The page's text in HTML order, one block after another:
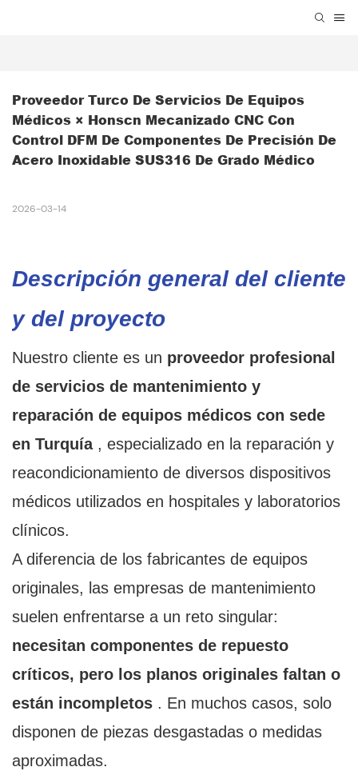
Proveedor Turco De Servicios De Equipos
Médicos × Honscn Mecanizado CNC Con
Control DFM De Componentes De Precisión De
Acero Inoxidable SUS316 De Grado Médico
2026-03-14
Descripción general del cliente
y del proyecto
Nuestro cliente es un proveedor profesional
de servicios de mantenimiento y
reparación de equipos médicos con sede
en Turquía, especializado en la reparación y
reacondicionamiento de diversos dispositivos
médicos utilizados en hospitales y laboratorios
clínicos.
A diferencia de los fabricantes de equipos
originales, las empresas de mantenimiento
suelen enfrentarse a un reto singular:
necesitan componentes de repuesto
críticos, pero los planos originales faltan o
están incompletos . En muchos casos, solo
disponen de piezas desgastadas o medidas
aproximadas.